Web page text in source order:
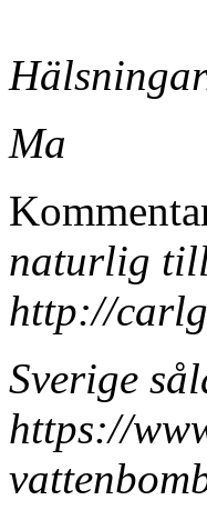
Ma
naturlig
http://
Sverige
https://